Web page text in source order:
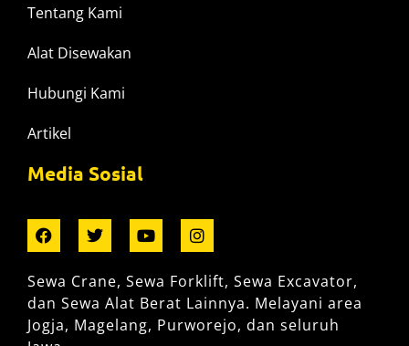
Tentang Kami
Alat Disewakan
Hubungi Kami
Artikel
Media Sosial
Sewa Crane, Sewa Forklift, Sewa Excavator,
dan Sewa Alat Berat Lainnya. Melayani area
Jogja, Magelang, Purworejo, dan seluruh